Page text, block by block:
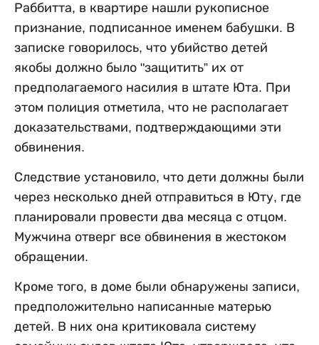
Раббитта, в квартире нашли рукописное
признание, подписанное именем бабушки. В
записке говорилось, что убийство детей
якобы должно было "защитить” их от
предполагаемого насилия в штате Юта. При
этом полиция отметила, что не располагает
доказательствами, подтверждающими эти
обвинения.
Следствие установило, что дети должны были
через несколько дней отправиться в Юту, где
планировали провести два месяца с отцом.
Мужчина отверг все обвинения в жестоком
обращении.
Кроме того, в доме были обнаружены записи,
предположительно написанные матерью
детей. В них она критиковала систему